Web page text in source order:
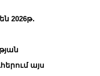
2026թ․
այս